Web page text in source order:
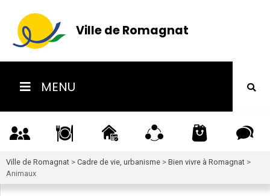
Ville de Romagnat
MENU
Ville de Romagnat > Cadre de vie, urbanisme > Bien vivre à Romagnat >
Animaux